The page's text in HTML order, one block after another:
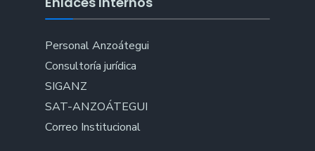
Personal Anzoátegui
Consultoría jurídica
SIGANZ
SAT-ANZOÁTEGUI
Correo Institucional